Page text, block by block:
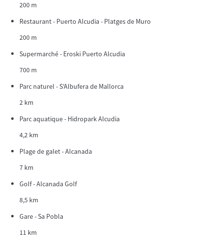
200 m
Restaurant - Puerto Alcudia - Platges de Muro
200 m
Supermarché - Eroski Puerto Alcudia
700 m
Parc naturel - S'Albufera de Mallorca
2 km
Parc aquatique - Hidropark Alcudia
4,2 km
Plage de galet - Alcanada
7 km
Golf - Alcanada Golf
8,5 km
Gare - Sa Pobla
11 km